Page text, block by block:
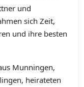
und
sich Zeit,
und ihre besten
Munningen,
heirateten